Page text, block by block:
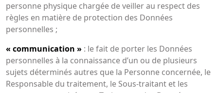
personne physique chargée de veiller au respect des
règles en matière de protection des Données
personnelles ;
« communication » : le fait de porter les Données
personnelles à la connaissance d’un ou de plusieurs
sujets déterminés autres que la Personne concernée, le
Responsable du traitement, le Sous-traitant et les